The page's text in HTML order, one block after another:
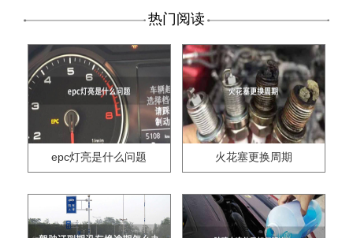
热门阅读
epc灯亮是什么问题 火花塞更换周期